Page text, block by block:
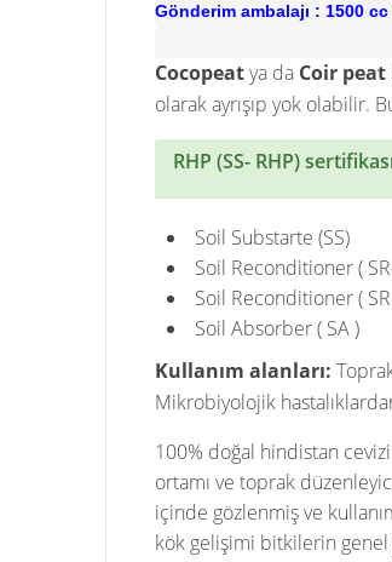
Gönderim ambalajı : 1500
Cocopeatya da Coir peat
olarak ayrışıp yok olabilir.
RHP (SS- RHP)
Soil Substarte (SS)
Soil Reconditioner (
Soil Reconditioner (
Soil Absorber ( SA )
Kullanım alanları:
Mikrobiyolojik
100% doğal hindistan
ortamı ve toprak
içinde gözlenmiş ve
kök gelişimi bitkilerin genel